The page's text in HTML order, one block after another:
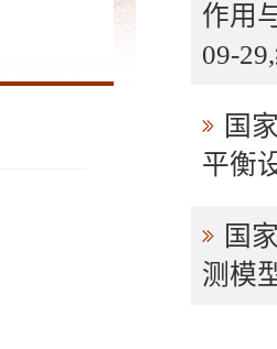
作用
09-
国
平衡
国
测模